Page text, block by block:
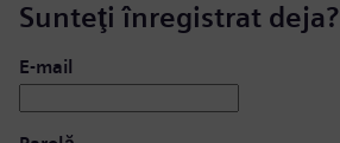
Sunteţi înregistrat deja?
Conectare: utilizator și parolă
E-mail